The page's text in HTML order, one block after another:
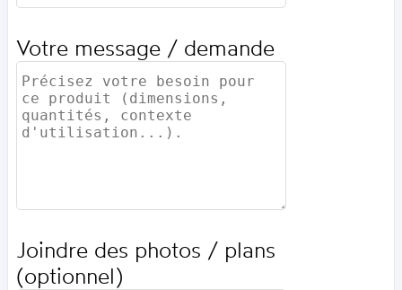
Votre message / demande
Joindre des photos / plans
(optionnel)